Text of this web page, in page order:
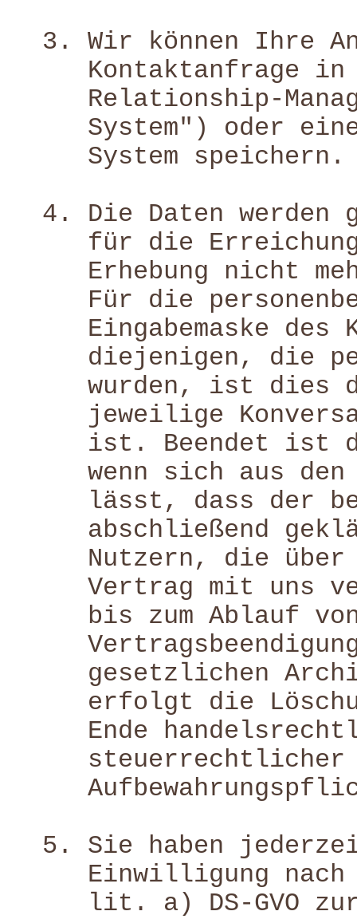
Wir können Ihre
Kontaktanfrage in
Relationship-
System") oder
System speichern.
Die Daten
für die
Erhebung nicht
Für die
Eingabemaske
diejenigen, die
wurden, ist dies
jeweilige
ist. Beendet ist
wenn sich aus den
lässt, dass der
abschließend
Nutzern, die über
Vertrag mit uns
bis zum Ablauf
gesetzlichen
erfolgt die
Ende
steuerrechtlicher
Sie haben
Einwilligung
lit. a) DS-GVO